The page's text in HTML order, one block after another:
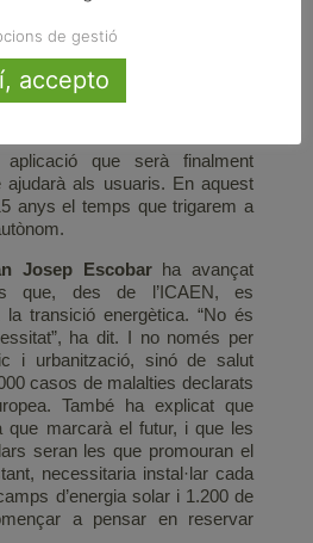
els municipis de l’
a l’hora de donar servei de
allunyats o zones poc
que serà finalment
ajudarà als usuaris. En aquest
anys el temps que trigarem a
Josep Escobarha avançat
que, des de l’ICAEN, es
transició energètica. “No és
ha dit. I no només per
i urbanització, sinó de salut
casos de malalties declarats
També ha explicat que
que marcarà el futur, i que les
seran les que promouran el
necessitaria instal·lar cada
d’energia solar i 1.200 de
a pensar en reservar
de gestió
accepto